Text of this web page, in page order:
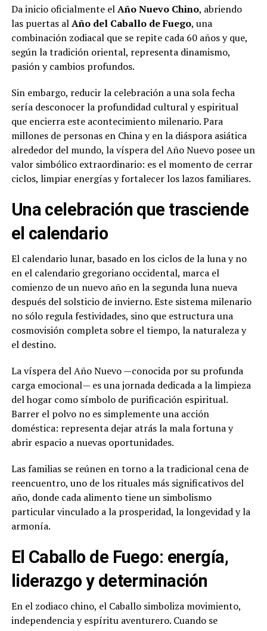
Da inicio oficialmente elAño Nuevo Chino, abriendo
las puertas alAño del Caballo de Fuego, una
combinación zodiacal que se repite cada 60 años y que,
según la tradición oriental, representa dinamismo,
pasión y cambios profundos.
Sin embargo, reducir la celebración a una sola fecha
sería desconocer la profundidad cultural y espiritual
que encierra este acontecimiento milenario. Para
millones de personas en China y en la diáspora asiática
alrededor del mundo, la víspera del Año Nuevo posee un
valor simbólico extraordinario: es el momento de cerrar
ciclos, limpiar energías y fortalecer los lazos familiares.
Una celebración que trasciende
el calendario
El calendario lunar, basado en los ciclos de la luna y no
en el calendario gregoriano occidental, marca el
comienzo de un nuevo año en la segunda luna nueva
después del solsticio de invierno. Este sistema milenario
no sólo regula festividades, sino que estructura una
cosmovisión completa sobre el tiempo, la naturaleza y
el destino.
La víspera del Año Nuevo —conocida por su profunda
carga emocional— es una jornada dedicada a la limpieza
del hogar como símbolo de purificación espiritual.
Barrer el polvo no es simplemente una acción
doméstica: representa dejar atrás la mala fortuna y
abrir espacio a nuevas oportunidades.
Las familias se reúnen en torno a la tradicional cena de
reencuentro, uno de los rituales más significativos del
año, donde cada alimento tiene un simbolismo
particular vinculado a la prosperidad, la longevidad y la
armonía.
El Caballo de Fuego: energía,
liderazgo y determinación
En el zodiaco chino, el Caballo simboliza movimiento,
independencia y espíritu aventurero. Cuando se